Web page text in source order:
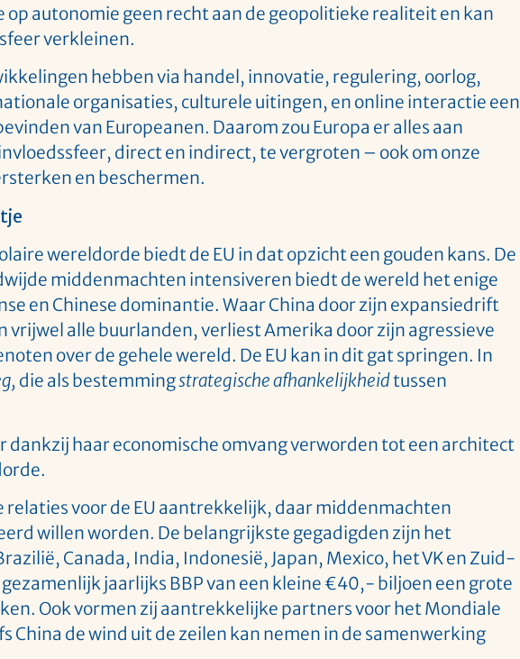
autonomie geen recht aan de geopolitieke realiteit en kan
verkleinen.
hebben via handel, innovatie, regulering, oorlog,
organisaties, culturele uitingen, en online interactie een
van Europeanen. Daarom zou Europa er alles aan
direct en indirect, te vergroten – ook om onze
en beschermen.
wereldorde biedt de EU in dat opzicht een gouden kans. De
middenmachten intensiveren biedt de wereld het enige
en Chinese dominantie. Waar China door zijn expansiedrift
vrijwel alle buurlanden, verliest Amerika door zijn agressieve
over de gehele wereld. De EU kan in dit gat springen. In
die als bestemmingstrategische afhankelijkheidtussen
dankzij haar economische omvang verworden tot een architect
relaties voor de EU aantrekkelijk, daar middenmachten
willen worden. De belangrijkste gegadigden zijn het
Canada, India, Indonesië, Japan, Mexico, het VK en Zuid-
jaarlijks BBP van een kleine €40,- biljoen een grote
Ook vormen zij aantrekkelijke partners voor het Mondiale
China de wind uit de zeilen kan nemen in de samenwerking